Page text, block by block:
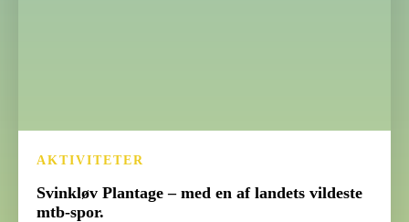
AKTIVITETER
Svinkløv Plantage – med en af landets vildeste
mtb-spor.